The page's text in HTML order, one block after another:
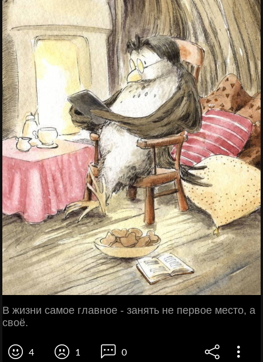
В жизни самое главное - занять не первое место, а
своё.
4 1 0